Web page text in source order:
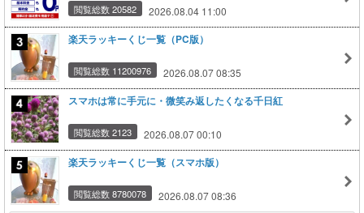
閲覧総数 20582 2026.08.04 11:00
楽天ラッキーくじ一覧（PC版）
閲覧総数 11200976 2026.08.07 08:35
スマホは常に手元に・微笑み返したくなる千日紅
閲覧総数 2123 2026.08.07 00:10
楽天ラッキーくじ一覧（スマホ版）
閲覧総数 8780078 2026.08.07 08:36